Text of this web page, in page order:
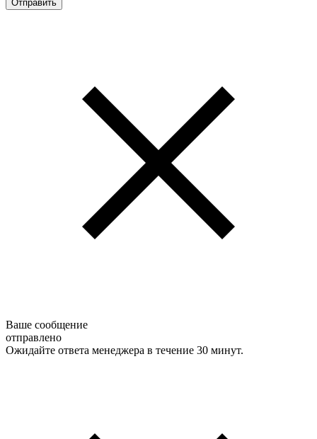
Ваше сообщение
отправлено
Ожидайте ответа менеджера в течение 30 минут.